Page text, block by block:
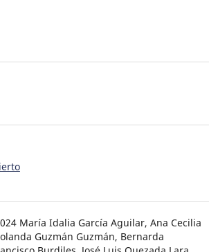
María Idalia García Aguilar, Ana Cecilia
Guzmán Guzmán, Bernarda